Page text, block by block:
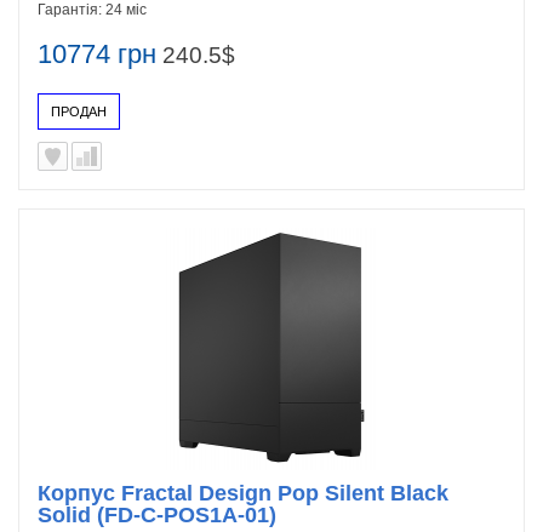
10774 грн 240.5$
ПРОДАН
Гарантія: 24 міс
Корпус Fractal Design Pop Silent Black
Solid (FD-C-POS1A-01)